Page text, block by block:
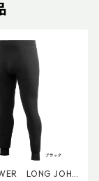
LONG JOHN